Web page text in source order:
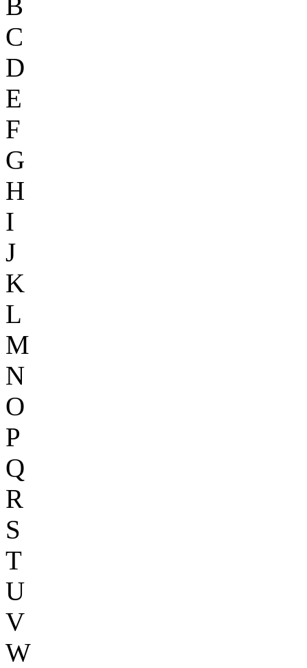
C
D
E
F
G
H
I
J
K
L
M
N
O
P
Q
R
S
T
U
V
W